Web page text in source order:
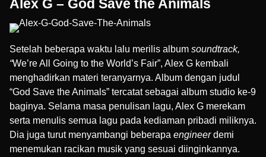
Alex G – God Save the Animals
Setelah beberapa waktu lalu merilis album soundtrack,
“We’re All Going to the World’s Fair”, Alex G kembali
menghadirkan materi teranyarnya. Album dengan judul
“God Save the Animals” tercatat sebagai album studio ke-9
baginya. Selama masa penulisan lagu, Alex G merekam
serta menulis semua lagu pada kediaman pribadi miliknya.
Dia juga turut menyambangi beberapa engineerdemi
menemukan racikan musik yang sesuai diinginkannya.